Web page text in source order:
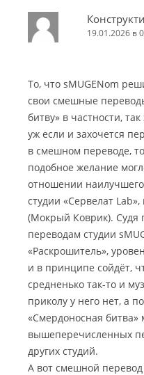
19.01.2026 в
То, что sMUGENom
свои смешные
битву» в частности,
уж если и захочется
в смешном переводе,
подобное желание
отношении
студии «Сервелат
(Мокрый Коврик).
переводам студии
«Раскрошитель»,
и в принципе сойдёт,
средненько так-то и
приколу у него нет, а
«Смердоносная битва»
вышеперечисленных
других студий.
А вот смешной